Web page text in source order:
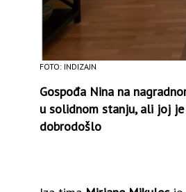
FOTO: INDIZAJN
Gospođa Nina na
u solidnom stanju, ali joj
dobrodošlo